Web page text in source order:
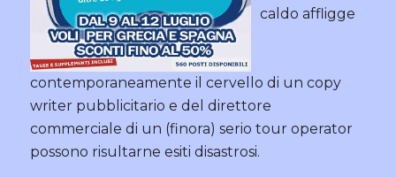
caldo affligge
contemporaneamente il cervello di un copy
writer pubblicitario e del direttore
commerciale di un (finora) serio tour operator
possono risultarne esiti disastrosi.